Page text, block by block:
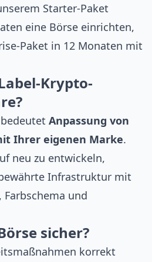
Starter-Paket
eine Börse einrichten,
Paket in 12 Monaten mit
Krypto-
Anpassung von
Ihrer eigenen Marke.
neu zu entwickeln,
Infrastruktur mit
und
sicher?
korrekt